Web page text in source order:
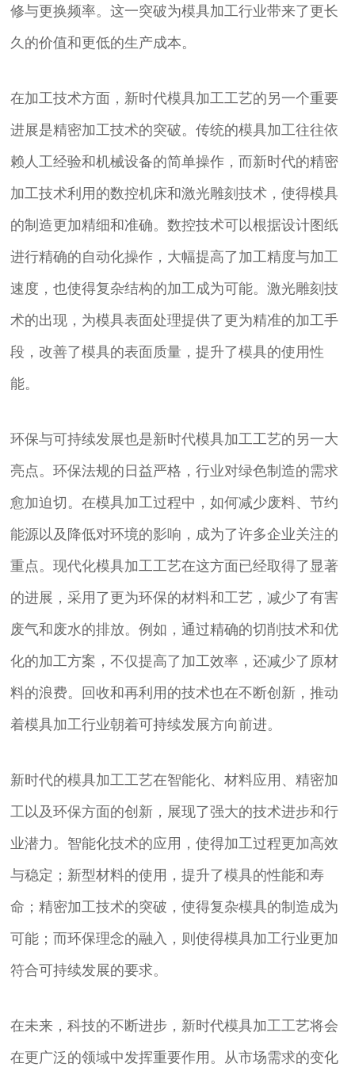
修与更换频率。这一突破为模具加工行业带来了更长
久的价值和更低的生产成本。
在加工技术方面，新时代模具加工工艺的另一个重要
进展是精密加工技术的突破。传统的模具加工往往依
赖人工经验和机械设备的简单操作，而新时代的精密
加工技术利用的数控机床和激光雕刻技术，使得模具
的制造更加精细和准确。数控技术可以根据设计图纸
进行精确的自动化操作，大幅提高了加工精度与加工
速度，也使得复杂结构的加工成为可能。激光雕刻技
术的出现，为模具表面处理提供了更为精准的加工手
段，改善了模具的表面质量，提升了模具的使用性
能。
环保与可持续发展也是新时代模具加工工艺的另一大
亮点。环保法规的日益严格，行业对绿色制造的需求
愈加迫切。在模具加工过程中，如何减少废料、节约
能源以及降低对环境的影响，成为了许多企业关注的
重点。现代化模具加工工艺在这方面已经取得了显著
的进展，采用了更为环保的材料和工艺，减少了有害
废气和废水的排放。例如，通过精确的切削技术和优
化的加工方案，不仅提高了加工效率，还减少了原材
料的浪费。回收和再利用的技术也在不断创新，推动
着模具加工行业朝着可持续发展方向前进。
新时代的模具加工工艺在智能化、材料应用、精密加
工以及环保方面的创新，展现了强大的技术进步和行
业潜力。智能化技术的应用，使得加工过程更加高效
与稳定；新型材料的使用，提升了模具的性能和寿
命；精密加工技术的突破，使得复杂模具的制造成为
可能；而环保理念的融入，则使得模具加工行业更加
符合可持续发展的要求。
在未来，科技的不断进步，新时代模具加工工艺将会
在更广泛的领域中发挥重要作用。从市场需求的变化